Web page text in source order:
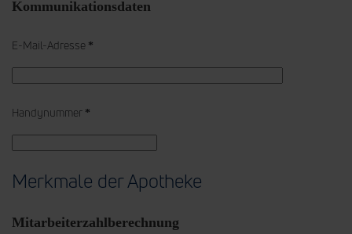
Kommunikationsdaten
E-Mail-Adresse *
Handynummer *
Merkmale der Apotheke
Mitarbeiterzahlberechnung